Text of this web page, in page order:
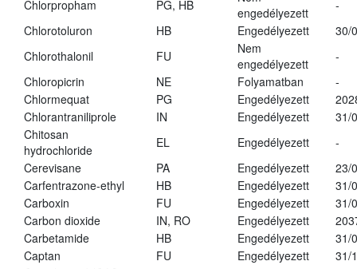
Chlorpropham
PG, HB
engedélyezett
-
Chlorotoluron
HB Engedélyezett
30/
Chlorothalonil
FU
Nem
engedélyezett
-
Chloropicrin
NE Folyamatban
-
Chlormequat
PG Engedélyezett
Chlorantraniliprole
IN Engedélyezett
31/
Chitosan
hydrochloride
EL Engedélyezett
-
Cerevisane
PA Engedélyezett
23/
Carfentrazone-ethyl
HB Engedélyezett
31/
Carboxin
FU Engedélyezett
31/
Carbon dioxide
IN, RO Engedélyezett
Carbetamide
HB Engedélyezett
31/
Captan
FU Engedélyezett
31/